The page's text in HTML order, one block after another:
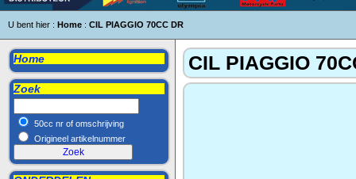
U bent hier : Home : CIL PIAGGIO 70CC DR
Home
Zoek
50cc nr of omschrijving
Origineel artikelnummer
CIL PIAGGIO